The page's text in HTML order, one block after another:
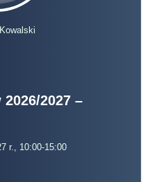
2027 –
r., 10:00-15:00